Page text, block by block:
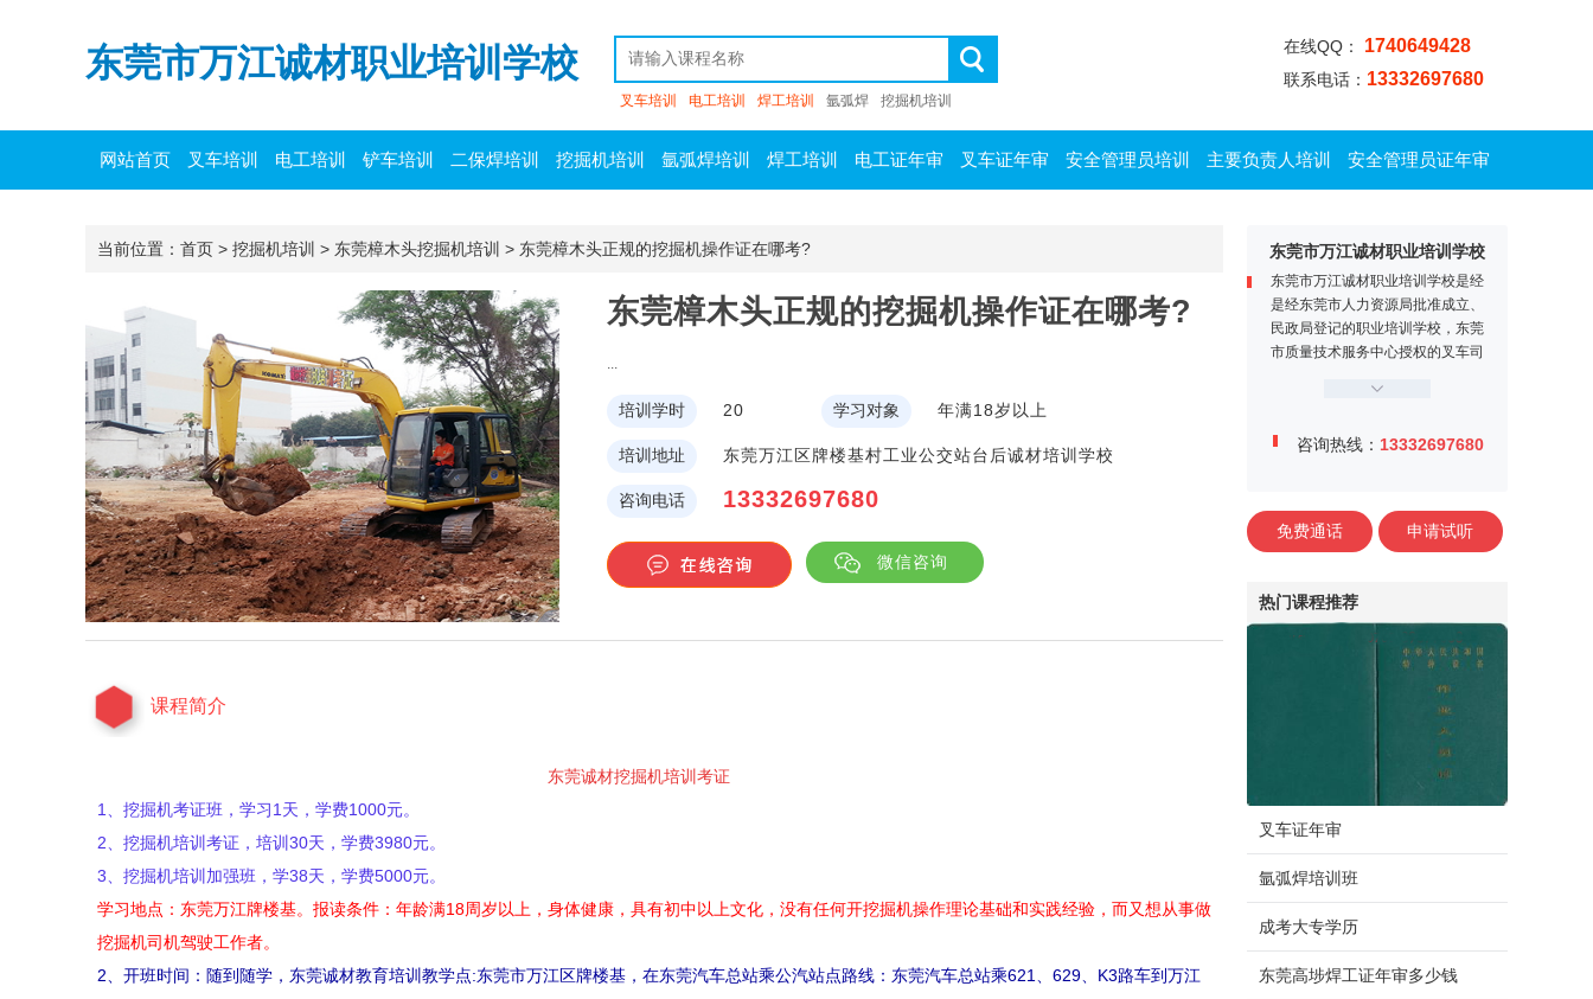
东莞市万江诚材职业培训学校
叉车培训 电工培训 焊工培训 氩弧焊 挖掘机培训
在线QQ： 1740649428
联系电话： 13332697680
网站首页 叉车培训 电工培训 铲车培训 二保焊培训 挖掘机培训 氩弧焊培训 焊工培训 电工证年审 叉车证年审 安全管理员培训 主要负责人培训 安全管理员证年审
当前位置： 首页 > 挖掘机培训 > 东莞樟木头挖掘机培训 > 东莞樟木头正规的挖掘机操作证在哪考?
东莞樟木头正规的挖掘机操作证在哪考?
...
培训学时 20 学习对象 年满18岁以上
培训地址 东莞万江区牌楼基村工业公交站台后诚材培训学校
咨询电话 13332697680
微信咨询
课程简介
东莞诚材挖掘机培训考证
1、挖掘机考证班，学习1天，学费1000元。
2、挖掘机培训考证，培训30天，学费3980元。
3、挖掘机培训加强班，学38天，学费5000元。
学习地点：东莞万江牌楼基。报读条件：年龄满18周岁以上，身体健康，具有初中以上文化，没有任何开挖掘机操作理论基础和实践经验，而又想从事做
挖掘机司机驾驶工作者。
2、开班时间：随到随学，东莞诚材教育培训教学点:东莞市万江区牌楼基，在东莞汽车总站乘公汽站点路线：东莞汽车总站乘621、629、K3路车到万江
东莞市万江诚材职业培训学校
东莞市万江诚材职业培训学校是经
是经东莞市人力资源局批准成立、
民政局登记的职业培训学校，东莞
市质量技术服务中心授权的叉车司
师资力量雄厚，学校内设电工实训
咨询热线： 13332697680
免费通话 申请试听
热门课程推荐
叉车证年审
氩弧焊培训班
成考大专学历
东莞高埗焊工证年审多少钱